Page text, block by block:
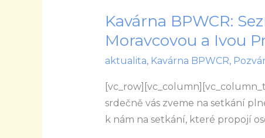
Kavárna BPWCR:
Moravcovou a Ivou
aktualita, Kavárna BPWCR,
srdečně vás zveme na setkání
k nám na setkání, které propojí
Kavárna
BPWCR:
prosím
s
Ivou